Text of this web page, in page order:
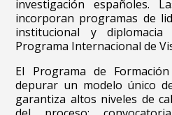
investigación españoles.
incorporan programas de
institucional y
Programa Internacional de
El Programa de
depurar un modelo único
garantiza altos niveles de